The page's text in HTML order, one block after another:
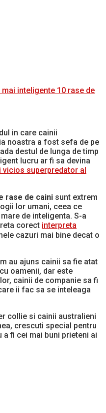
inteligente 10 rase de
in care cainii
noastra a fost sefa de pe
destul de lunga de timp
lucru ar fi sa devina
vicios superpredator al
rase de caini sunt extrem
lor umani, ceea ce
de inteligenta. S-a
corect interpreta
cazuri mai bine decat o
au ajuns cainii sa fie atat
oamenii, dar este
cainii de companie sa fi
ii fac sa se inteleaga
collie si cainii australieni
crescuti special pentru
a fi cei mai buni prieteni ai